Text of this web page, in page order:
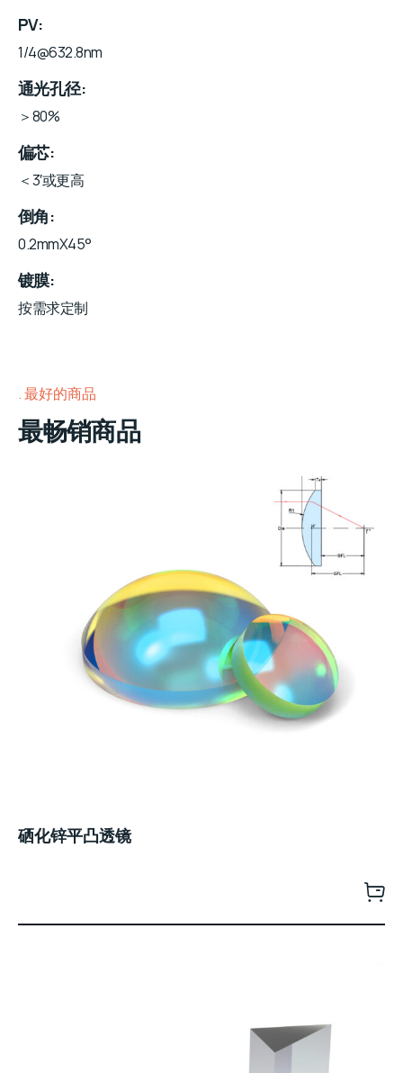
PV
1/4@632.8nm
通光孔径
＞80%
偏芯
＜3′或更高
倒角
0.2mmX45°
镀膜
按需求定制
最好的商品
最畅销商品
硒化锌平凸透镜